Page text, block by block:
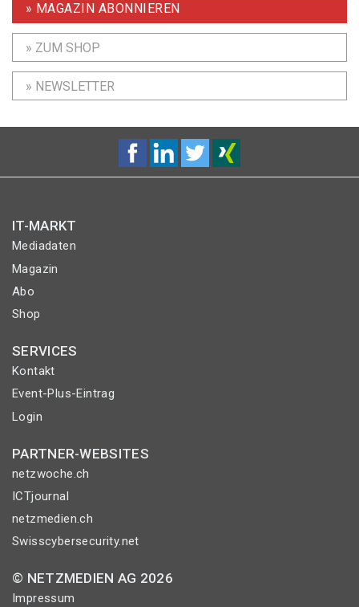
» MAGAZIN ABONNIEREN
» ZUM SHOP
» NEWSLETTER
IT-MARKT
Mediadaten
Magazin
Abo
Shop
SERVICES
Kontakt
Event-Plus-Eintrag
Login
PARTNER-WEBSITES
netzwoche.ch
ICTjournal
netzmedien.ch
Swisscybersecurity.net
© NETZMEDIEN AG 2026
Impressum